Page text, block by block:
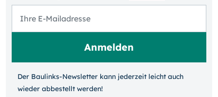
Der Baulinks-Newsletter kann jeder­zeit leicht auch
wieder ab­bestellt werden!